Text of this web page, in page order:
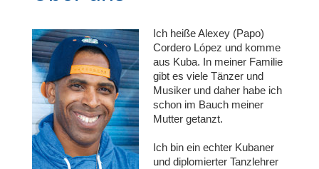
Ich heiße Alexey (Papo)
Cordero López und komme
aus Kuba. In meiner Familie
gibt es viele Tänzer und
Musiker und daher habe ich
schon im Bauch meiner
Mutter getanzt.
Ich bin ein echter Kubaner
und diplomierter Tanzlehrer